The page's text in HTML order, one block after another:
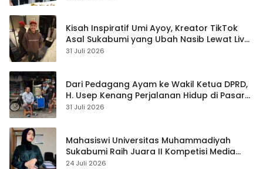
Kisah Inspiratif Umi Ayoy, Kreator TikTok
Asal Sukabumi yang Ubah Nasib Lewat Live
Streaming
31 Juli 2026
Dari Pedagang Ayam ke Wakil Ketua DPRD,
H. Usep Kenang Perjalanan Hidup di Pasar
Cisaat
31 Juli 2026
Mahasiswi Universitas Muhammadiyah
Sukabumi Raih Juara II Kompetisi Media
Pembelajaran Digital Tingkat Internasional
24 Juli 2026